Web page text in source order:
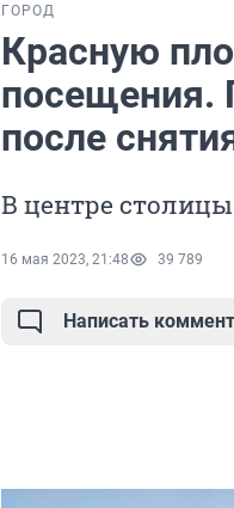
ГОРОД
Красную
посещения.
после
В центре
16 мая 2023, 21:48 39 789
Написать